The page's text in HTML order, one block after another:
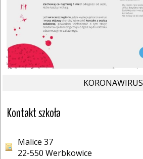
KORONAWIRUS
Kontakt szkoła
Malice 37
22-550 Werbkowice